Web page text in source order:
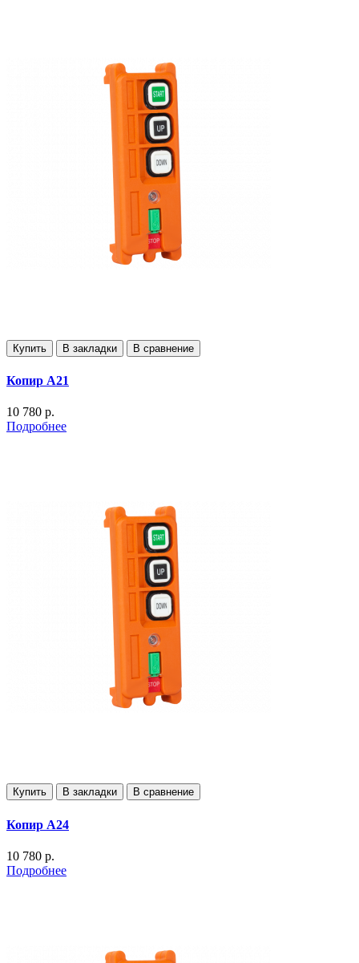
Купить В закладки В сравнение
Копир А21
10 780 р.
Подробнее
Купить В закладки В сравнение
Копир А24
10 780 р.
Подробнее